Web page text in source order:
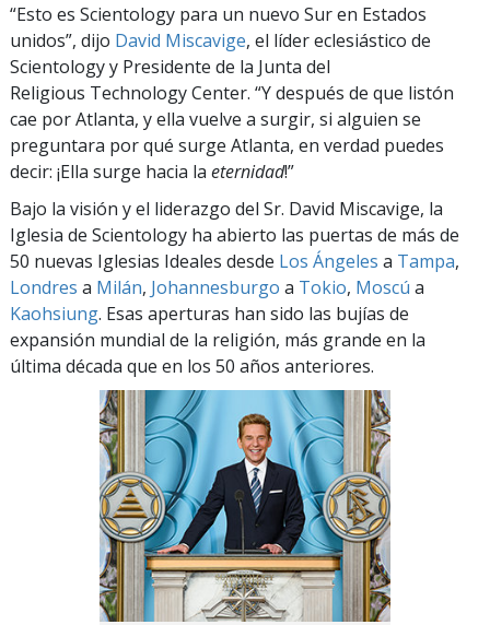
“Esto es Scientology para un nuevo Sur en Estados
unidos”, dijo David Miscavige, el líder eclesiástico de
Scientology y Presidente de la Junta del
Religious Technology Center. “Y después de que listón
cae por Atlanta, y ella vuelve a surgir, si alguien se
preguntara por qué surge Atlanta, en verdad puedes
decir: ¡Ella surge hacia la eternidad!”
Bajo la visión y el liderazgo del Sr. David Miscavige, la
Iglesia de Scientology ha abierto las puertas de más de
50 nuevas Iglesias Ideales desde Los Ángeles a Tampa,
Londres a Milán, Johannesburgo a Tokio, Moscú a
Kaohsiung. Esas aperturas han sido las bujías de
expansión mundial de la religión, más grande en la
última década que en los 50 años anteriores.